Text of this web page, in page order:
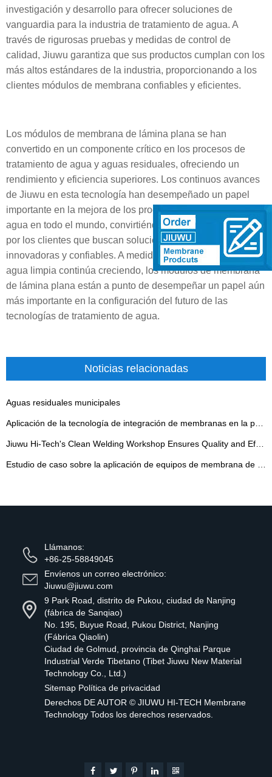
investigación y desarrollo para ofrecer soluciones de
vanguardia para la industria de tratamiento de agua. A
través de rigurosas pruebas y medidas de control de
calidad, Jiuwu garantiza que sus productos cumplan con los
más altos estándares de la industria, proporcionando a los
clientes módulos de membrana confiables y eficientes.
Los módulos de membrana de lámina plana se han
convertido en un componente crítico en los procesos de
tratamiento de agua y aguas residuales, ofreciendo un
rendimiento y eficiencia superiores. Los continuos avances
de Jiuwu en esta tecnología han desempeñado un papel
importante en la mejora de los procesos de tratamiento de
agua en todo el mundo, convirtiéndolos en la marca elegida
por los clientes que buscan soluciones de membrana
innovadoras y confiables. A medida que la demanda de
agua limpia continúa creciendo, los módulos de membrana
de lámina plana están a punto de desempeñar un papel aún
más importante en la configuración del futuro de las
tecnologías de tratamiento de agua.
Noticias relacionadas
Aguas residuales municipales
Llámanos:
+86-25-58849045
Envíenos un correo electrónico:
Jiuwu@jiuwu.com
9 Park Road, distrito de Pukou, ciudad de Nanjing
(fábrica de Sanqiao)
No. 195, Buyue Road, Pukou District, Nanjing
(Fábrica Qiaolin)
Ciudad de Golmud, provincia de Qinghai Parque
Industrial Verde Tibetano (Tibet Jiuwu New Material
Technology Co., Ltd.)
Sitemap Política de privacidad
Derechos DE AUTOR © JIUWU HI-TECH Membrane
Technology Todos los derechos reservados.